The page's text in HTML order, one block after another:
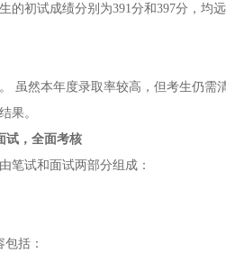
的初试成绩分别为391分和397分，
虽然本年度录取率较高，但考生仍
果。
试，全面考核
笔试和面试两部分组成：
括：